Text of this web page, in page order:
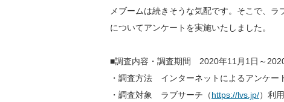
メブームは続きそうな気配です。そこで、
についてアンケートを実施いたしました。
■調査内容・調査期間 2020年11月1日～
・調査方法 インターネットによるアンケー
・調査対象 ラブサーチ（https://lvs.jp/）利